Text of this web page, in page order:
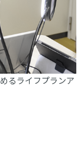
るライフプランア